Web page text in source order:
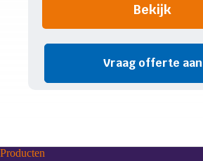
Bekijk
Vraag offerte aan
Producten